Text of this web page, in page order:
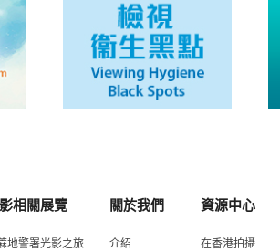
相關展覽
地警署光影之旅
關於我們
介紹
資源中心
在香港拍攝